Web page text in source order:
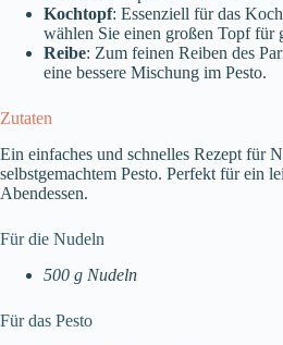
Kochtopf: Essenziell für das
wählen Sie einen großen Topf für
Reibe: Zum feinen Reiben des
eine bessere Mischung im Pesto.
Zutaten
Ein einfaches und schnelles Rezept für
selbstgemachtem Pesto. Perfekt für ein
Abendessen.
Für die Nudeln
500 g Nudeln
Für das Pesto